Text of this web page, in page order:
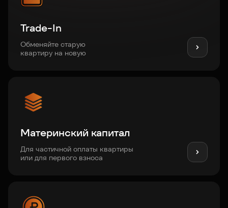
Trade-In
Обменяйте старую
квартиру на новую
Материнский капитал
Для частичной оплаты квартиры
или для первого взноса